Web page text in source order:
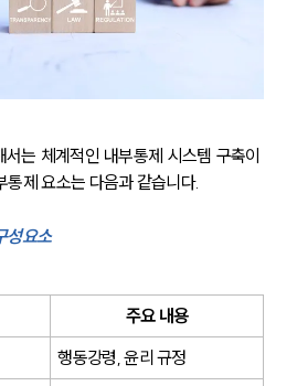
는 체계적인 내부통제 시스템 구축이
통제 요소는 다음과 같습니다.
성요소
주요 내용
행동강령, 윤리 규정